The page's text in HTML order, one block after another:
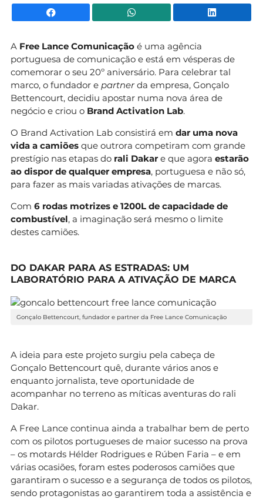
Facebook WhatsApp
A Free Lance Comunicação é uma agência
portuguesa de comunicação e está em vésperas de
comemorar o seu 20º aniversário. Para celebrar tal
marco, o fundador e partnerda empresa, Gonçalo
Bettencourt, decidiu apostar numa nova área de
negócio e criou o Brand Activation Lab.
O Brand Activation Lab consistirá em dar uma nova
vida a camiões que outrora competiram com grande
prestígio nas etapas do rali Dakar e que agora estarão
ao dispor de qualquer empresa, portuguesa e não só,
para fazer as mais variadas ativações de marcas.
Com 6 rodas motrizes e 1200L de capacidade de
combustível, a imaginação será mesmo o limite
destes camiões.
DO DAKAR PARA AS ESTRADAS: UM
LABORATÓRIO PARA A ATIVAÇÃO DE MARCA
Gonçalo Bettencourt, fundador e partner da Free Lance Comunicação
A ideia para este projeto surgiu pela cabeça de
Gonçalo Bettencourt quê, durante vários anos e
enquanto jornalista, teve oportunidade de
acompanhar no terreno as míticas aventuras do rali
Dakar.
A Free Lance continua ainda a trabalhar bem de perto
com os pilotos portugueses de maior sucesso na prova
– os motards Hélder Rodrigues e Rúben Faria – e em
várias ocasiões, foram estes poderosos camiões que
garantiram o sucesso e a segurança de todos os pilotos,
sendo protagonistas ao garantirem toda a assistência e